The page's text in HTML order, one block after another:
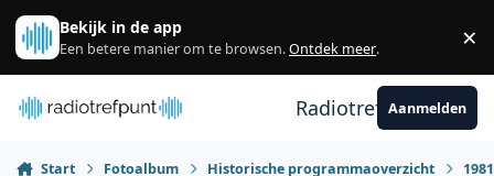
Spring naar bijdragen
Bekijk in de app
Een betere manier om te browsen.Ontdek meer. ×
RadiotrefpuntAanmelden
Start Fotoalbum Historische programmaoverzicht 1981